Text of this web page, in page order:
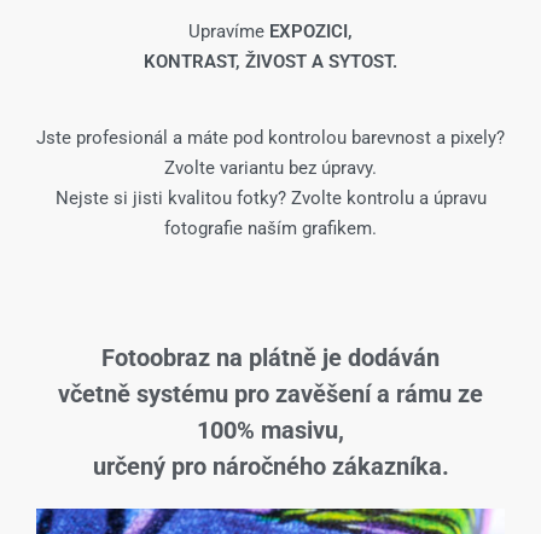
Upravíme EXPOZICI,
KONTRAST, ŽIVOST A SYTOST.
Jste profesionál a máte pod kontrolou barevnost a pixely?
Zvolte variantu bez úpravy.
Nejste si jisti kvalitou fotky? Zvolte kontrolu a úpravu
fotografie naším grafikem.
Fotoobraz na plátně je dodáván
včetně systému pro zavěšení a rámu ze
100% masivu,
určený pro náročného zákazníka.